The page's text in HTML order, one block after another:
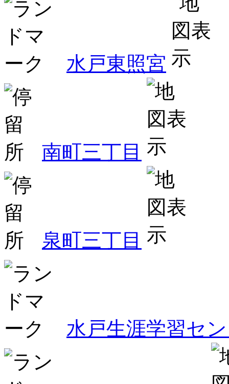
水戸東照宮
南町三丁目
泉町三丁目
水戸生涯学習セ